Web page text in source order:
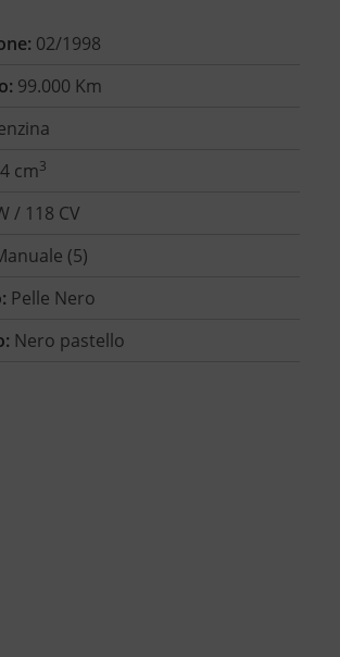
02/1998
99.000 Km
cm3
/ 118 CV
(5)
Pelle Nero
Nero pastello